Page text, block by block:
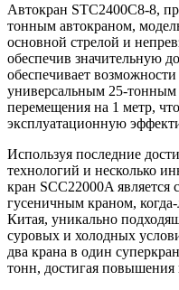
Автокран STC2400C8-8,
тонным автокраном,
основной стрелой и
обеспечив значительную
обеспечивает
универсальным 25-
перемещения на 1 метр,
эксплуатационную
Используя последние
технологий и несколько
кран SCC22000A
гусеничным краном,
Китая, уникально
суровых и холодных
два крана в один
тонн, достигая повышения